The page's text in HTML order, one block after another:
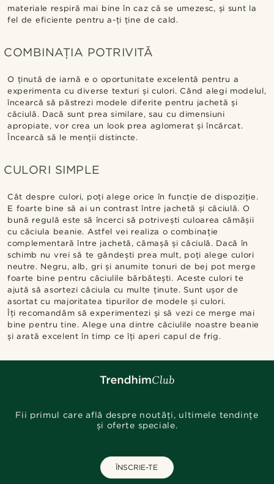
materiale respiră mai bine în caz că se umezesc, și sunt la
fel de eficiente pentru a-ți ține de cald.
COMBINAȚIA POTRIVITĂ
O ținută de iarnă e o oportunitate excelentă pentru a
experimenta cu diverse texturi și culori. Când alegi modelul,
încearcă să păstrezi modele diferite pentru jachetă și
căciulă. Dacă sunt prea similare, sau cu dimensiuni
apropiate, vor crea un look prea aglomerat și încărcat.
Încearcă să le menții distincte.
CULORI SIMPLE
Cât despre culori, poți alege orice în funcție de dispoziție.
E foarte bine să ai un contrast între jachetă și căciulă. O
bună regulă este să încerci să potrivești culoarea cămășii
cu căciula beanie. Astfel vei realiza o combinație
complementară între jachetă, cămașă și căciulă. Dacă în
schimb nu vrei să te gândești prea mult, poți alege culori
neutre. Negru, alb, gri și anumite tonuri de bej pot merge
foarte bine pentru căciulile bărbătești. Aceste culori te
ajută să asortezi căciula cu multe ținute. Sunt ușor de
asortat cu majoritatea tipurilor de modele și culori.
Îți recomandăm să experimentezi și să vezi ce merge mai
bine pentru tine. Alege una dintre căciulile noastre beanie
și arată excelent în timp ce îți aperi capul de frig.
Fii primul care află despre noutăți, ultimele tendințe
și oferte speciale.
ÎNSCRIE-TE